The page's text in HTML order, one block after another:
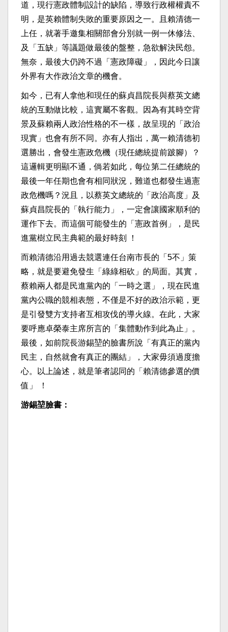
道，現行憲政體制設計的缺陷，導致行政權權責不
明，是英賴體制失敗的重要原因之一。且賴清德一
上任，就著手邀集相關部會分別就一例一休修法、
及「五缺」等議題做最後的盤整，急欲解決民怨。
無奈，最後大仍跨不過「憲政障礙」，因此今日讓
外界有大作政治文章的機會。
如今，已有人拿他和現任的蘇貞昌院長與蔡英文總
統的互動做比較，這實屬不客觀。因為有其時空背
景及蘇賴兩人政治性格的不一樣，故呈現的「政治
現實」也會有所不同。亦有人指出，萬一賴清德初
選勝出，會發生憲政危機（現任總統提前跛腳）？
這邏輯更明顯不通，倘若如此，每位第二任總統的
最後一年任期也會有相同狀況，難道也都發生過憲
政危機嗎？況且，以蔡英文總統的「政治高度」及
蘇貞昌院長的「執行能力」，一定會讓國家順利的
運作下去。而這個可能發生的「憲政首例」，是民
進黨樹立民主典範的最好時刻 ！
而賴清德沿用過去競選連任台南市長的「5不」策
略，就是要避免發生「綠綠相砍」的局面。其實，
蔡賴兩人都是民進黨內的「一時之選」，現在民進
黨內公職的競相表態，不僅是不好的政治示範，更
是引發雙方支持者互相攻伐的導火線。在此，大家
要呼應卓榮泰主席所言的「集體動作到此為止」。
最後，如前院長游錫堃的臉書所說「有真正的黨內
民主，自然就會有真正的團結」，大家毋須過度擔
心。以上論述，就是筆者認同的「賴清德參選的價
值」 ！
游錫堃臉書：